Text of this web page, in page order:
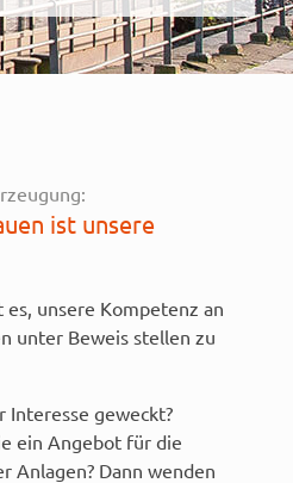
ist unsere
es, unsere Kompetenz an
unter Beweis stellen zu
Interesse geweckt?
ein Angebot für die
Anlagen? Dann wenden